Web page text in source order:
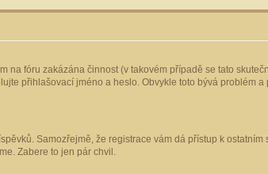
fóru zakázána činnost (v takovém případě se tato
přihlašovací jméno a heslo. Obvykle toto bývá problém
Samozřejmě, že registrace vám dá přístup k
Zabere to jen pár chvil.